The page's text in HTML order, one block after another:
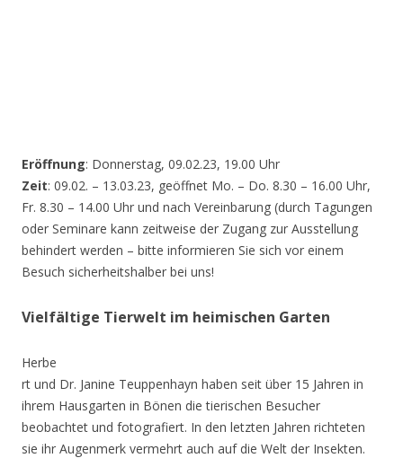
Eröffnung: Donnerstag, 09.02.23, 19.00 Uhr
Zeit: 09.02. – 13.03.23, geöffnet Mo. – Do. 8.30 – 16.00 Uhr,
Fr. 8.30 – 14.00 Uhr und nach Vereinbarung (durch Tagungen
oder Seminare kann zeitweise der Zugang zur Ausstellung
behindert werden – bitte informieren Sie sich vor einem
Besuch sicherheitshalber bei uns!
Vielfältige Tierwelt im heimischen Garten
Herbe
rt und Dr. Janine Teuppenhayn haben seit über 15 Jahren in
ihrem Hausgarten in Bönen die tierischen Besucher
beobachtet und fotografiert. In den letzten Jahren richteten
sie ihr Augenmerk vermehrt auch auf die Welt der Insekten.